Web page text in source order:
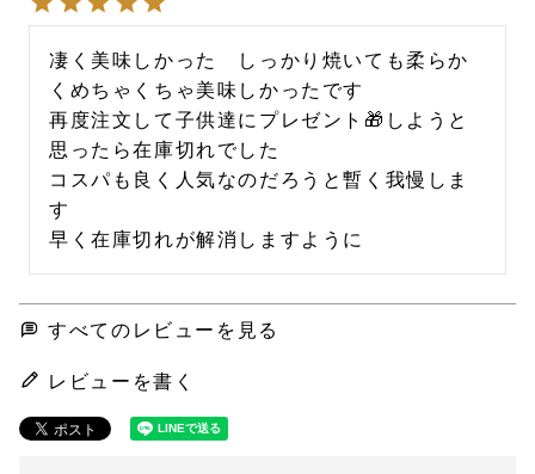
凄く美味しかった　しっかり焼いても柔らか
くめちゃくちゃ美味しかったです
再度注文して子供達にプレゼント🎁しようと
思ったら在庫切れでした
コスパも良く人気なのだろうと暫く我慢しま
す
早く在庫切れが解消しますように
すべてのレビューを見る
レビューを書く